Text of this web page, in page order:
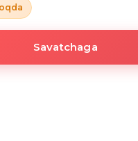
Savatchaga